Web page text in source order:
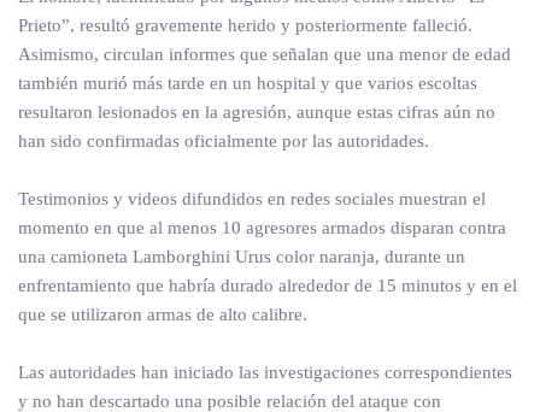
Prieto”, resultó gravemente herido y posteriormente falleció.
Asimismo, circulan informes que señalan que una menor de edad
también murió más tarde en un hospital y que varios escoltas
resultaron lesionados en la agresión, aunque estas cifras aún no
han sido confirmadas oficialmente por las autoridades.
Testimonios y videos difundidos en redes sociales muestran el
momento en que al menos 10 agresores armados disparan contra
una camioneta Lamborghini Urus color naranja, durante un
enfrentamiento que habría durado alrededor de 15 minutos y en el
que se utilizaron armas de alto calibre.
Las autoridades han iniciado las investigaciones correspondientes
y no han descartado una posible relación del ataque con